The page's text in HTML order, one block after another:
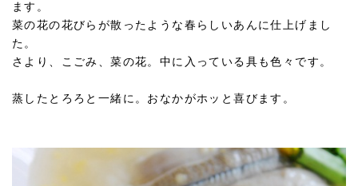
ます。
菜の花の花びらが散ったような春らしいあんに仕上げまし
た。
さより、こごみ、菜の花。中に入っている具も色々です。
蒸したとろろと一緒に。おなかがホッと喜びます。